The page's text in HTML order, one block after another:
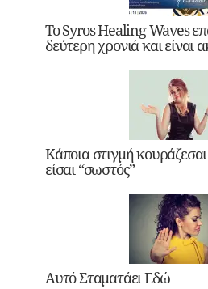
Το Syros Healing Waves
δεύτερη χρονιά και είναι
Κάποια στιγμή
είσαι “σωστός”
Αυτό Σταματάει Εδώ